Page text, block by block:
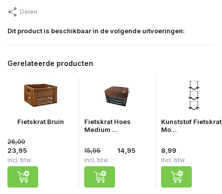
Delen
Dit product is beschikbaar in de volgende uitvoeringen:
Gerelateerde producten
Fietskrat Bruin
26,00
23,95
Incl. btw
Fietskrat Hoes
Medium ...
15,95 14,95
Incl. btw
Kunststof Fietskrat
Mo...
8,99
Incl. btw